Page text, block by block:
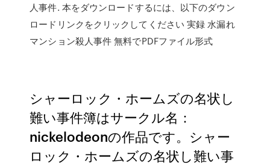
人事件. 本をダウンロードするには、以下のダウン
ロードリンクをクリックしてください 実録 水漏れ
マンション殺人事件 無料でPDFファイル形式
シャーロック・ホームズの名状し
難い事件簿はサークル名：
nickelodeonの作品です。シャー
ロック・ホームズの名状し難い事